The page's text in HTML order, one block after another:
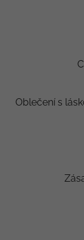
Oblečení s